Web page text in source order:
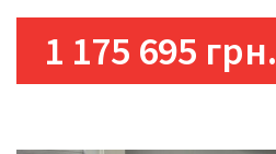
1 175 695 грн.